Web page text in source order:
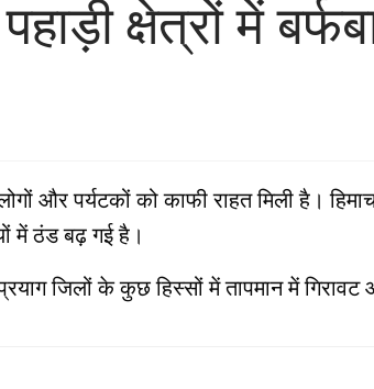
क्षेत्रों में
और पर्यटकों को काफी राहत मिली है।
में ठंड बढ़ गई है।
जिलों के कुछ हिस्सों में तापमान में गिरावट